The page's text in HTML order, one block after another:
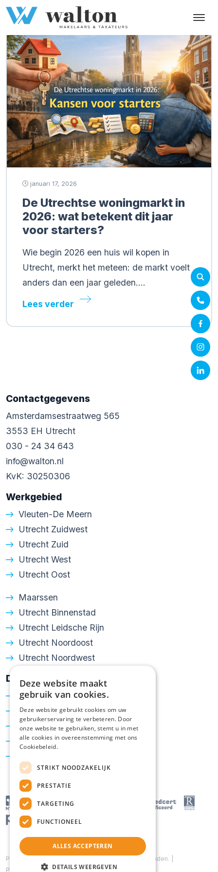
Tag: starters woningmarkt
januari 17, 2026
De Utrechtse woningmarkt in
2026: wat betekent dit jaar
voor starters?
Wie begin 2026 een huis wil kopen in
Utrecht, merkt het meteen: de markt voelt
anders dan een jaar geleden….
Lees verder
Contactgegevens
Amsterdamsestraatweg 565
3553 EH Utrecht
030 - 24 34 643
info@walton.nl
KvK: 30250306
Werkgebied
Vleuten-De Meern
Utrecht Zuidwest
Utrecht Zuid
Utrecht West
Utrecht Oost
Maarssen
Utrecht Binnenstad
Utrecht Leidsche Rijn
Utrecht Noordoost
Utrecht Noordwest
Diensten
Verkoop
Aankoop
Taxatie
Hypotheken
Powered by Alle rechten voorbehouden. |
Privacyverklaring
Deze website maakt
gebruik van cookies.
Deze website gebruikt cookies om uw
gebruikerservaring te verbeteren. Door
onze website te gebruiken, stemt u in met
alle cookies in overeenstemming met ons
Cookiebeleid.
STRIKT NOODZAKELIJK
PRESTATIE
TARGETING
FUNCTIONEEL
ALLES ACCEPTEREN
DETAILS WEERGEVEN